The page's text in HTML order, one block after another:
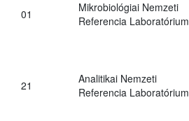
01
Mikrobiológiai Nemzeti
Referencia Laboratórium
21
Analitikai Nemzeti
Referencia Laboratórium